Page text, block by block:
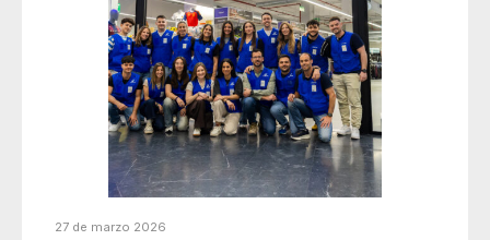
27 de marzo 2026